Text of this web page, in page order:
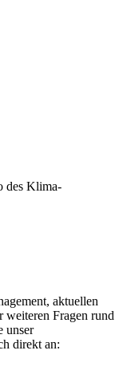
aktuellen
weiteren Fragen rund
unser
direkt an: